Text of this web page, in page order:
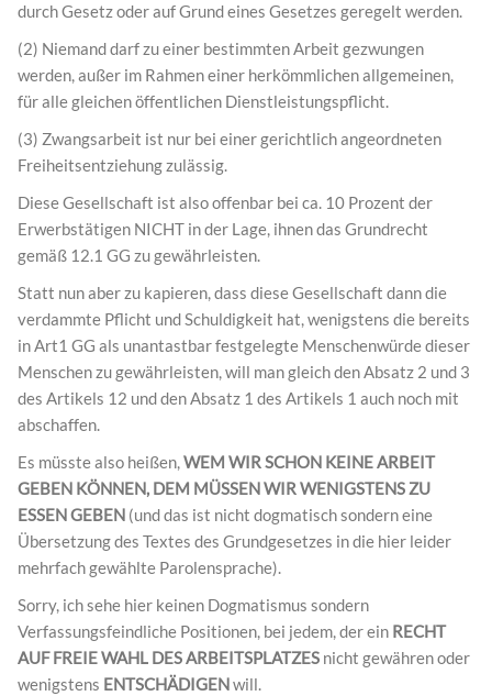
durch Gesetz oder auf Grund eines Gesetzes geregelt werden.
(2) Niemand darf zu einer bestimmten Arbeit gezwungen
werden, außer im Rahmen einer herkömmlichen allgemeinen,
für alle gleichen öffentlichen Dienstleistungspflicht.
(3) Zwangsarbeit ist nur bei einer gerichtlich angeordneten
Freiheitsentziehung zulässig.
Diese Gesellschaft ist also offenbar bei ca. 10 Prozent der
Erwerbstätigen NICHT in der Lage, ihnen das Grundrecht
gemäß 12.1 GG zu gewährleisten.
Statt nun aber zu kapieren, dass diese Gesellschaft dann die
verdammte Pflicht und Schuldigkeit hat, wenigstens die bereits
in Art1 GG als unantastbar festgelegte Menschenwürde dieser
Menschen zu gewährleisten, will man gleich den Absatz 2 und 3
des Artikels 12 und den Absatz 1 des Artikels 1 auch noch mit
abschaffen.
Es müsste also heißen,WEM WIR SCHON KEINE ARBEIT
GEBEN KÖNNEN, DEM MÜSSEN WIR WENIGSTENS ZU
ESSEN GEBEN (und das ist nicht dogmatisch sondern eine
Übersetzung des Textes des Grundgesetzes in die hier leider
mehrfach gewählte Parolensprache).
Sorry, ich sehe hier keinen Dogmatismus sondern
Verfassungsfeindliche Positionen, bei jedem, der ein RECHT
AUF FREIE WAHL DES ARBEITSPLATZES nicht gewähren oder
wenigstens ENTSCHÄDIGENwill.